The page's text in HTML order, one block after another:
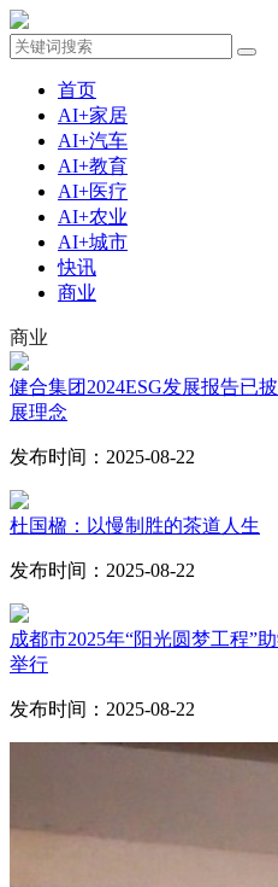
首页
AI+家居
AI+汽车
AI+教育
AI+医疗
AI+农业
AI+城市
快讯
商业
商业
健合集团2024ESG发展报告已
展理念
发布时间：2025-08-22
杜国楹：以慢制胜的茶道人生
发布时间：2025-08-22
成都市2025年“阳光圆梦工程”
举行
发布时间：2025-08-22